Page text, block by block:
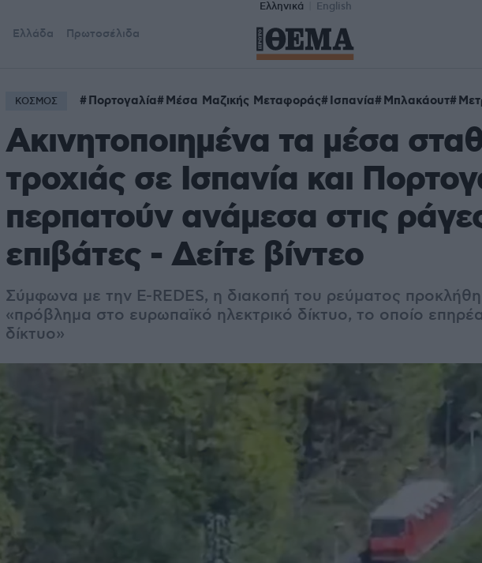
Ελληνικά English
Ελλάδα Πρωτοσέλιδα
ΚΟΣΜΟΣ Πορτογαλία Μέσα Μαζικής Μεταφοράς Ισπανία Μπλακάουτ
Ακινητοποιημένα τα μέσα
τροχιάς σε Ισπανία και
περπατούν ανάμεσα στις
επιβάτες - Δείτε βίντεο
Σύμφωνα με την E-REDES, η διακοπή του ρεύματος
«πρόβλημα στο ευρωπαϊκό ηλεκτρικό δίκτυο, το οποίο
δίκτυο»